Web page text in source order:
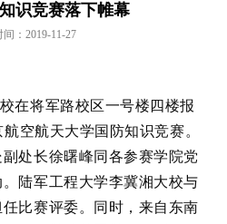
识竞赛落下帷幕
：2019-11-27
在将军路校区一号楼四楼报
空航天大学国防知识竞赛。
处长徐曙峰同各参赛学院党
陆军工程大学李冀湘大校与
比赛评委。同时，来自东南